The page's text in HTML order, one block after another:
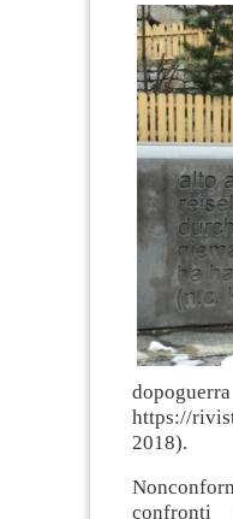
https://
2018).